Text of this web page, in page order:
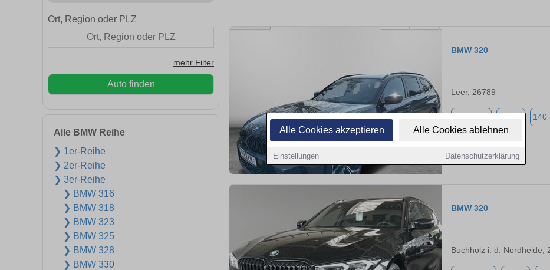
Alle Cookies akzeptieren Alle Cookies ablehnen
Einstellungen Datenschutzerklärung
Ort, Region oder PLZ
mehr Filter
Auto finden
Alle BMW Reihe
❯ 1er-Reihe
❯ 2er-Reihe
❯ 3er-Reihe
❯ BMW 316
❯ BMW 318
❯ BMW 323
❯ BMW 325
❯ BMW 328
❯ BMW 330
BMW 320
Leer, 26789
140
BMW 320
Buchholz i. d. Nordheide,